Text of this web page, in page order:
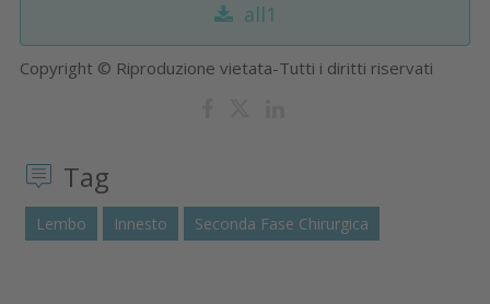
all1
Copyright © Riproduzione vietata-Tutti i diritti riservati
Tag
Lembo Innesto Seconda Fase Chirurgica